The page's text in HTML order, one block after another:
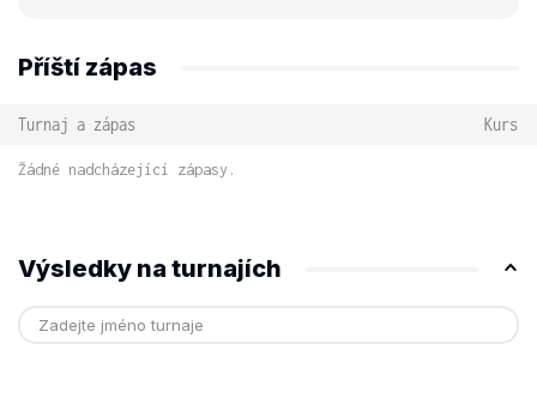
Příští zápas
Turnaj a zápas Kurs
Žádné nadcházející zápasy.
Výsledky na turnajích